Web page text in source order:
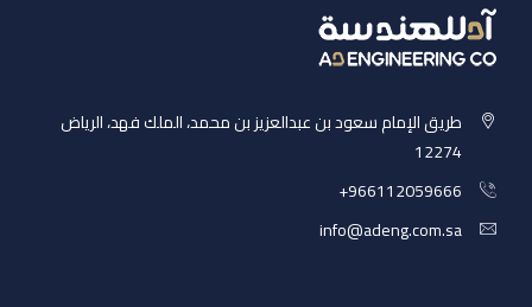
طريق الإمام سعود بن عبدالعزيز بن محمد، الملك فهد، الرياض
12274
‎+966112059666
info@adeng.com.sa